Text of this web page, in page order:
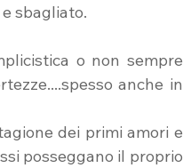
sbagliato.
o non sempre
anche in
dei primi amori e
posseggano il proprio